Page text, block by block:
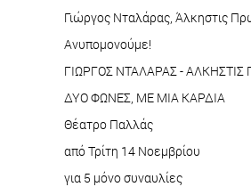
Γιώργος Νταλάρας, Άλκηστις
Ανυπομονούμε!
ΓΙΩΡΓΟΣ ΝΤΑΛΑΡΑΣ -
ΔΥΟ ΦΩΝΕΣ, ΜΕ ΜΙΑ ΚΑΡΔΙΑ
Θέατρο Παλλάς
από Τρίτη 14 Νοεμβρίου
για 5 μόνο συναυλίες